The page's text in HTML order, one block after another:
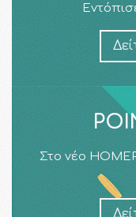
Στο νέο